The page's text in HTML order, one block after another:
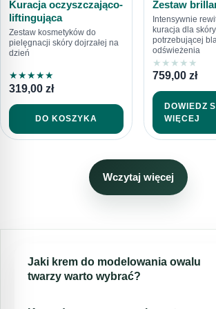
Kuracja oczyszczająco-
liftingująca
Zestaw kosmetyków do
pielęgnacji skóry dojrzałej na
dzień
★★★★★
319,00 zł
DO KOSZYKA
Zestaw
Intensywnie
kuracja dla skóry
potrzebującej
odświeżenia
★ ★ ★ ★ ★
759,00 zł
DOWIEDZ
WIĘCEJ
Wczytaj więcej
Jaki krem do modelowania owalu
twarzy warto wybrać?